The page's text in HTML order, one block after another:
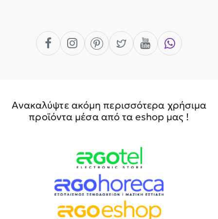
Ανακαλύψτε ακόμη περισσότερα χρήσιμα
προϊόντα μέσα από τα eshop μας !